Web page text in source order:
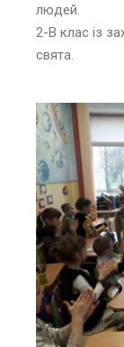
людей.
2-B клас iз
свята.